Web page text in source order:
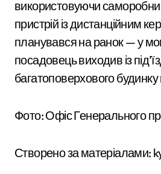
використовуючи
пристрій із дистанційним
планувався на ранок — у
посадовець виходив із
багатоповерхового
Фото: Офіс Генерального
Створено за матеріалами: